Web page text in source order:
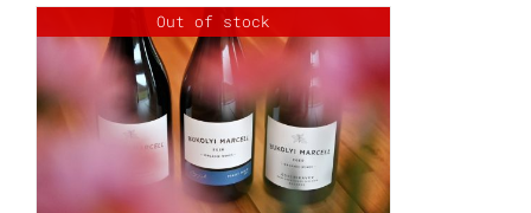
mennyiség
Out of stock